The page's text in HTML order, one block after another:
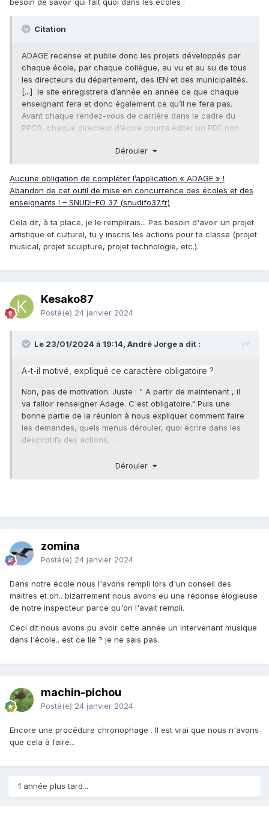
besoin de savoir qui fait quoi dans les écoles :
Citation
ADAGE recense et publie donc les projets développés par
chaque école, par chaque collègue, au vu et au su de tous
les directeurs du département, des IEN et des municipalités.
[...] le site enregistrera d’année en année ce que chaque
enseignant fera et donc également ce qu’il ne fera pas.
Avant chaque rendez-vous de carrière dans le cadre du
PPCR, chaque directeur d’école pourra éditer un PDF non
Dérouler
Aucune obligation de compléter l’application « ADAGE » !
Abandon de cet outil de mise en concurrence des écoles et des
enseignants ! – SNUDI-FO 37 (snudifo37.fr)
Cela dit, à ta place, je le remplirais... Pas besoin d'avoir un projet
artistique et culturel, tu y inscris les actions pour ta classe (projet
musical, projet sculpture, projet technologie, etc.).
Kesako87
Posté(e) 24 janvier 2024
Le 23/01/2024 à 19:14, André Jorge a dit :
A-t-il motivé, expliqué ce caractère obligatoire ?
Non, pas de motivation. Juste : " A partir de maintenant , il
va falloir renseigner Adage. C'est obligatoire." Puis une
bonne partie de la réunion à nous expliquer comment faire
les demandes, quels menus dérouler, quoi écrire dans les
descirptifs des actions, ...
n'ai rien trouvé sur une quelconque obligation. J'ai consulté
Une chose que je trouve aussi très étrange, c'est d'avoir un
demandé d'y être inscrit. J'ai pourtant un compte en tant
que rédacteur de projet, avec un statut actif! Je me
demande qui m'a ouvert ce compte. Et je n'ai pas trouvé de
Je pense que je vais appeler mon syndicat pour savoir ce
qu'il en est, de vive voix.
En tout cas, merci de vos réponses.
Dérouler
zomina
Posté(e) 24 janvier 2024
Dans notre école nous l'avons rempli lors d'un conseil des
maitres et oh.. bizarrement nous avons eu une réponse élogieuse
de notre inspecteur parce qu'on l'avait rempli.
Ceci dit nous avons pu avoir cette année un intervenant musique
dans l'école.. est ce lié ? je ne sais pas.
machin-pichou
Posté(e) 24 janvier 2024
Encore une procédure chronophage . Il est vrai que nous n'avons
que cela à faire...
1 année plus tard...